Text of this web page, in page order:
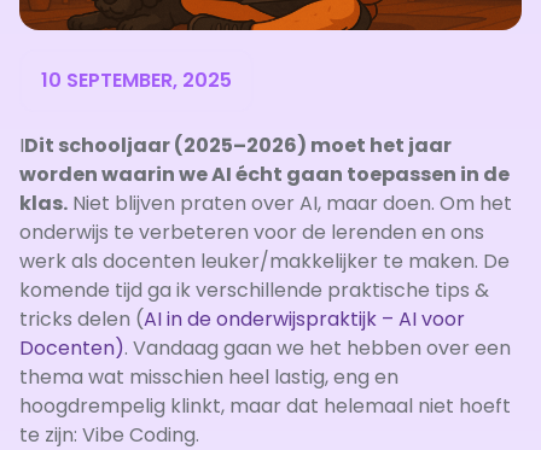
10 SEPTEMBER, 2025
IDit schooljaar (2025–2026) moet het jaar
worden waarin we AI écht gaan toepassen in de
klas. Niet blijven praten over AI, maar doen. Om het
onderwijs te verbeteren voor de lerenden en ons
werk als docenten leuker/makkelijker te maken. De
komende tijd ga ik verschillende praktische tips &
tricks delen (AI in de onderwijspraktijk – AI voor
Docenten). Vandaag gaan we het hebben over een
thema wat misschien heel lastig, eng en
hoogdrempelig klinkt, maar dat helemaal niet hoeft
te zijn: Vibe Coding.